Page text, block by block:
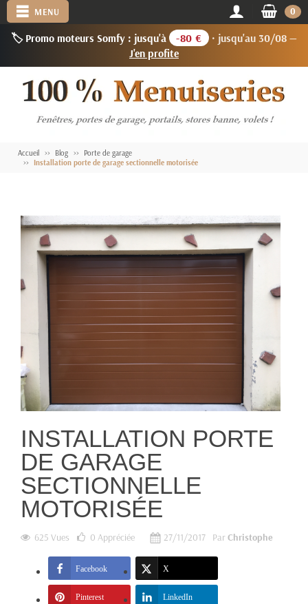
🏷️ Promo moteurs Somfy : jusqu'à -80 €
· jusqu'au 30/08 —
J'en profite
MENU 0
Accueil Blog
Porte de garage
Installation porte de garage sectionnelle motorisée
INSTALLATION PORTE
DE GARAGE
SECTIONNELLE
MOTORISÉE
625 Vues 0 Appréciée 27/11/2017 ParChristophe
Facebook X
Pinterest LinkedIn